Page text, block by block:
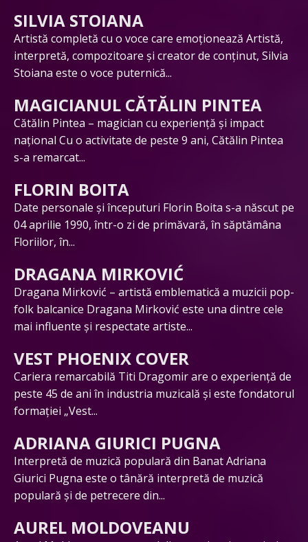
SILVIA STOIANA
Artistă completă cu o voce care emoționează Artistă,
interpretă, compozitoare și creator de conținut, Silvia
Stoiana este o voce puternică...
MAGICIANUL CĂTĂLIN PINTEA
Cătălin Pintea – magician cu experiență și impact
național Cu o activitate de peste 9 ani, Cătălin Pintea
s-a remarcat...
FLORIN BOITA
Date personale și începuturi Florin Boita s-a născut pe
04 aprilie 1990, într-o zi de primăvară, în săptămâna
Floriilor, în...
DRAGANA MIRKOVIĆ
Dragana Mirković – artistă emblematică a muzicii pop-
folk balcanice Dragana Mirković este una dintre cele
mai influente și respectate artiste...
VEST PHOENIX COVER
Cariera remarcabilă Titi Dragomir are o experiență de
peste 45 de ani în industria muzicală și este fondatorul
formației „Vest...
ADRIANA GIURICI PUGNA
Interpretă de muzică populară din Banat Adriana
Giurici Pugna este o tânără interpretă de muzică
populară și de petrecere din...
AUREL MOLDOVEANU